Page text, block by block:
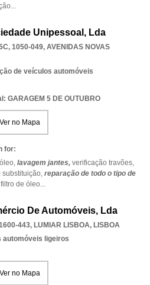
...
Unipessoal, Lda
1050-049, AVENIDAS NOVAS
de veículos automóveis
GARAGEM 5 DE OUTUBRO
Ver no Mapa
for:
óleo, lavagem jantes, verificação travões,
substituição, reparação de todo o tipo de
de óleo...
De Automóveis, Lda
443, LUMIAR LISBOA, LISBOA
automóveis ligeiros
Ver no Mapa